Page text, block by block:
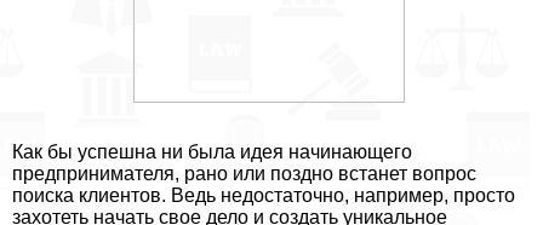
Как бы успешна ни была идея начинающего
предпринимателя, рано или поздно встанет вопрос
поиска клиентов. Ведь недостаточно, например, просто
захотеть начать свое дело и создать уникальное